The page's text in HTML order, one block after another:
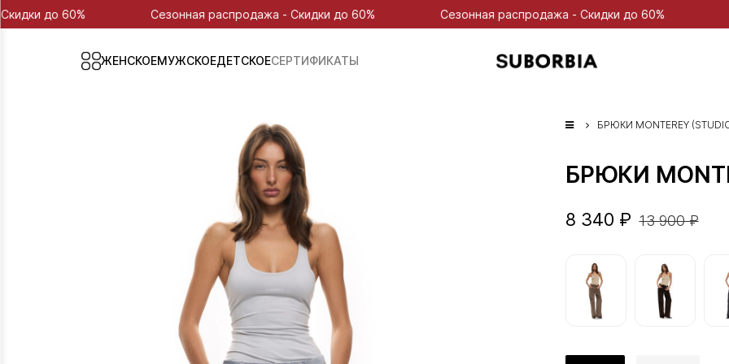
Сезонная распродажа - Скидки до 60% Сезонная распродажа - Скидки до 60% Сезонная
ЖЕНСКОЕМУЖСКОЕДЕТСКОЕСЕРТИФИКАТЫ
БРЮКИ MONTEREY
БРЮКИ
8 340 ₽ 13 900 ₽